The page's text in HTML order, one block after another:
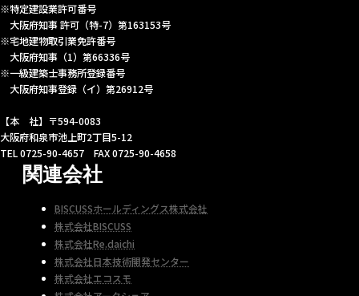
※特定建設業許可番号
大阪府知事 許可（特-7）第163153号
※宅地建物取引業免許番号
大阪府知事（1）第66336号
※一級建築士事務所登録番号
大阪府知事登録（イ）第26912号
【本 社】〒594-0083
大阪府和泉市池上町2丁目5-12
TEL 0725-90-4657 FAX 0725-90-4658
関連会社
BISCUSSホールディングス株式会社
株式会社BISCUSS
株式会社Re.daichi
株式会社日本技術開発センター
株式会社エコスモ